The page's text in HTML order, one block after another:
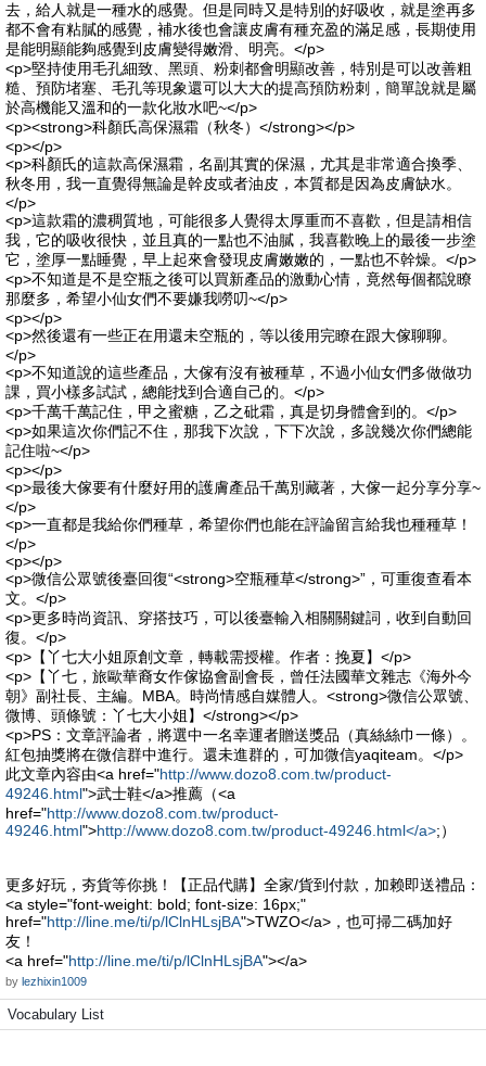
去，給人就是一種水的感覺。但是同時又是特別的好吸收，就是塗再多
都不會有粘膩的感覺，補水後也會讓皮膚有種充盈的滿足感，長期使用
是能明顯能夠感覺到皮膚變得嫩滑、明亮。</p>
<p>堅持使用毛孔細致、黑頭、粉刺都會明顯改善，特別是可以改善粗
糙、預防堵塞、毛孔等現象還可以大大的提高預防粉刺，簡單說就是屬
於高機能又溫和的一款化妝水吧~</p>
<p><strong>科顏氏高保濕霜（秋冬）</strong></p>
<p></p>
<p>科顏氏的這款高保濕霜，名副其實的保濕，尤其是非常適合換季、
秋冬用，我一直覺得無論是幹皮或者油皮，本質都是因為皮膚缺水。
</p>
<p>這款霜的濃稠質地，可能很多人覺得太厚重而不喜歡，但是請相信
我，它的吸收很快，並且真的一點也不油膩，我喜歡晚上的最後一步塗
它，塗厚一點睡覺，早上起來會發現皮膚嫩嫩的，一點也不幹燥。</p>
<p>不知道是不是空瓶之後可以買新產品的激動心情，竟然每個都說瞭
那麼多，希望小仙女們不要嫌我嘮叨~</p>
<p></p>
<p>然後還有一些正在用還未空瓶的，等以後用完瞭在跟大傢聊聊。
</p>
<p>不知道說的這些產品，大傢有沒有被種草，不過小仙女們多做做功
課，買小樣多試試，總能找到合適自己的。</p>
<p>千萬千萬記住，甲之蜜糖，乙之砒霜，真是切身體會到的。</p>
<p>如果這次你們記不住，那我下次說，下下次說，多說幾次你們總能
記住啦~</p>
<p></p>
<p>最後大傢要有什麼好用的護膚產品千萬別藏著，大傢一起分享分享~
</p>
<p>一直都是我給你們種草，希望你們也能在評論留言給我也種種草！
</p>
<p></p>
<p>微信公眾號後臺回復“<strong>空瓶種草</strong>”，可重復查看本
文。</p>
<p>更多時尚資訊、穿搭技巧，可以後臺輸入相關關鍵詞，收到自動回
復。</p>
<p>【丫七大小姐原創文章，轉載需授權。作者：挽夏】</p>
<p>【丫七，旅歐華裔女作傢協會副會長，曾任法國華文雜志《海外今
朝》副社長、主編。MBA。時尚情感自媒體人。<strong>微信公眾號、
微博、頭條號：丫七大小姐】</strong></p>
<p>PS：文章評論者，將選中一名幸運者贈送獎品（真絲絲巾一條）。
紅包抽獎將在微信群中進行。還未進群的，可加微信yaqiteam。</p>
此文章內容由<a href="http://www.dozo8.com.tw/product-
49246.html">武士鞋</a>推薦（<a
href="http://www.dozo8.com.tw/product-
49246.html">http://www.dozo8.com.tw/product-49246.html</a>;）
更多好玩，夯貨等你挑！【正品代購】全家/貨到付款，加赖即送禮品：
<a style="font-weight: bold; font-size: 16px;"
href="http://line.me/ti/p/lClnHLsjBA">TWZO</a>，也可掃二碼加好
友！
<a href="http://line.me/ti/p/lClnHLsjBA"></a>
by lezhixin1009
Vocabulary List